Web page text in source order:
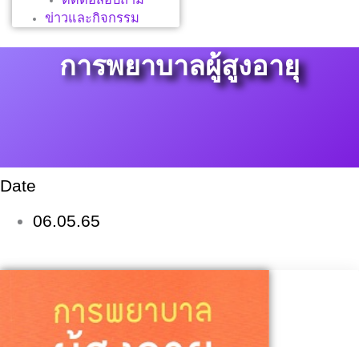
ข่าวและกิจกรรม
การพยาบาลผู้สูงอายุ
Date
06.05.65